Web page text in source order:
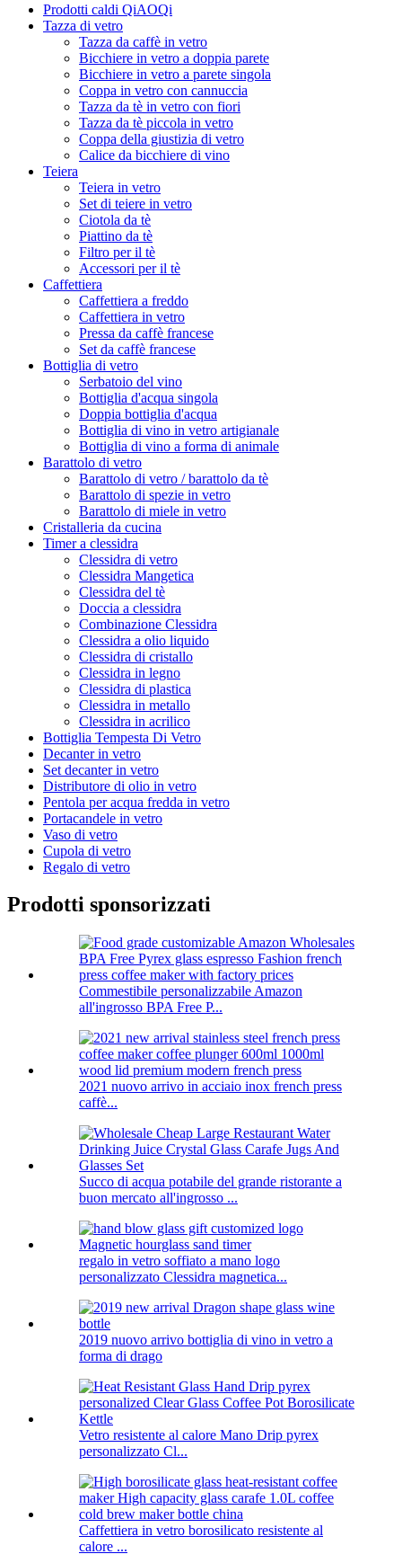
Prodotti caldi QiAOQi
Tazza di vetro
Tazza da caffè in vetro
Bicchiere in vetro a doppia parete
Bicchiere in vetro a parete singola
Coppa in vetro con cannuccia
Tazza da tè in vetro con fiori
Tazza da tè piccola in vetro
Coppa della giustizia di vetro
Calice da bicchiere di vino
Teiera
Teiera in vetro
Set di teiere in vetro
Ciotola da tè
Piattino da tè
Filtro per il tè
Accessori per il tè
Caffettiera
Caffettiera a freddo
Caffettiera in vetro
Pressa da caffè francese
Set da caffè francese
Bottiglia di vetro
Serbatoio del vino
Bottiglia d'acqua singola
Doppia bottiglia d'acqua
Bottiglia di vino in vetro artigianale
Bottiglia di vino a forma di animale
Barattolo di vetro
Barattolo di vetro / barattolo da tè
Barattolo di spezie in vetro
Barattolo di miele in vetro
Cristalleria da cucina
Timer a clessidra
Clessidra di vetro
Clessidra Mangetica
Clessidra del tè
Doccia a clessidra
Combinazione Clessidra
Clessidra a olio liquido
Clessidra di cristallo
Clessidra in legno
Clessidra di plastica
Clessidra in metallo
Clessidra in acrilico
Bottiglia Tempesta Di Vetro
Decanter in vetro
Set decanter in vetro
Distributore di olio in vetro
Pentola per acqua fredda in vetro
Portacandele in vetro
Vaso di vetro
Cupola di vetro
Regalo di vetro
Prodotti sponsorizzati
Commestibile personalizzabile Amazon
all'ingrosso BPA Free P...
2021 nuovo arrivo in acciaio inox french press
caffè...
Succo di acqua potabile del grande ristorante a
buon mercato all'ingrosso ...
regalo in vetro soffiato a mano logo
personalizzato Clessidra magnetica...
2019 nuovo arrivo bottiglia di vino in vetro a
forma di drago
Vetro resistente al calore Mano Drip pyrex
personalizzato Cl...
Caffettiera in vetro borosilicato resistente al
calore ...